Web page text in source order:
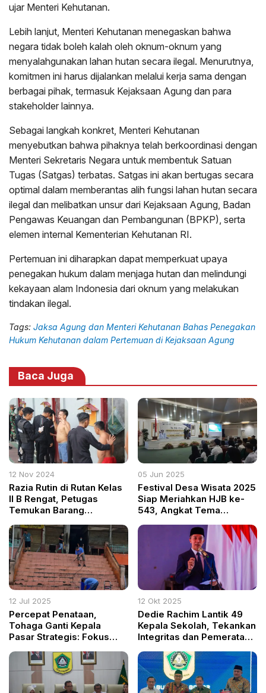
ujar Menteri Kehutanan.
Lebih lanjut, Menteri Kehutanan menegaskan bahwa
negara tidak boleh kalah oleh oknum-oknum yang
menyalahgunakan lahan hutan secara ilegal. Menurutnya,
komitmen ini harus dijalankan melalui kerja sama dengan
berbagai pihak, termasuk Kejaksaan Agung dan para
stakeholder lainnya.
Sebagai langkah konkret, Menteri Kehutanan
menyebutkan bahwa pihaknya telah berkoordinasi dengan
Menteri Sekretaris Negara untuk membentuk Satuan
Tugas (Satgas) terbatas. Satgas ini akan bertugas secara
optimal dalam memberantas alih fungsi lahan hutan secara
ilegal dan melibatkan unsur dari Kejaksaan Agung, Badan
Pengawas Keuangan dan Pembangunan (BPKP), serta
elemen internal Kementerian Kehutanan RI.
Pertemuan ini diharapkan dapat memperkuat upaya
penegakan hukum dalam menjaga hutan dan melindungi
kekayaan alam Indonesia dari oknum yang melakukan
tindakan ilegal.
Tags: Jaksa Agung dan Menteri Kehutanan Bahas Penegakan
Hukum Kehutanan dalam Pertemuan di Kejaksaan Agung
Baca Juga
12 Nov 2024
Razia Rutin di Rutan Kelas
II B Rengat, Petugas
Temukan Barang
Binaan
05 Jun 2025
Festival Desa Wisata 2025
Siap Meriahkan HJB ke-
543, Angkat Tema
Deudeuh”
12 Jul 2025
Percepat Penataan,
Tohaga Ganti Kepala
Pasar Strategis: Fokus
Kenyamanan
12 Okt 2025
Dedie Rachim Lantik 49
Kepala Sekolah, Tekankan
Integritas dan Pemerataan